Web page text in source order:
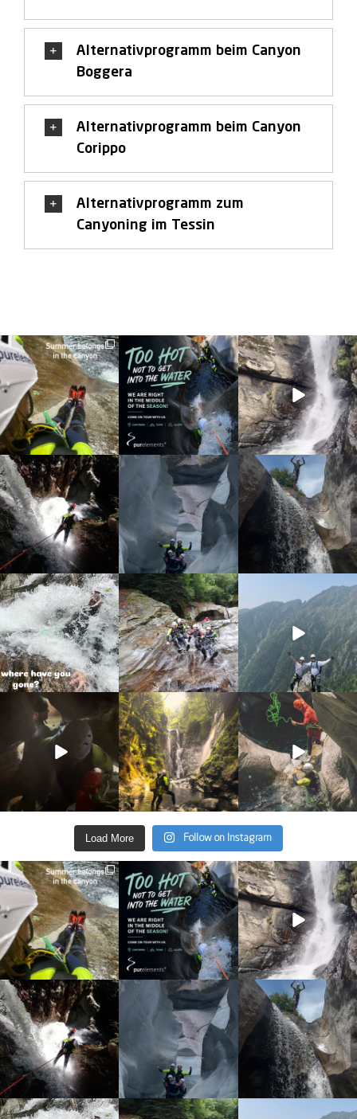
Alternativprogramm beim Canyon
Boggera
Alternativprogramm beim Canyon
Corippo
Alternativprogramm zum
Canyoning im Tessin
discover_purelements
Juni 30
23 3
discover_purelements
Juni 28
29 0
discover_purelements
Sep. 9
31
discover_purelements
Sep. 4
16 0
discover_purelements
38 0
discover_purelements
Aug. 7
20 1
discover_purelements
Juli 31
13 0
discover_purelements
Juli 22
22 0
discover_purelements
Juni 10
discover_purelements
Juni 4
33 0
discover_purelements
Juni 2
35 2
discover_purelements
Mai 13
0
Load More Follow on Instagram
discover_purelements
Juni 30
23 3
discover_purelements
Juni 28
29 0
discover_purelements
Sep. 9
31 0
discover_purelements
Sep. 4
16 0
discover_purelements
38 0
discover_purelements
Aug. 7
20 1
discover_purelements
discover_purelements
discover_purelements